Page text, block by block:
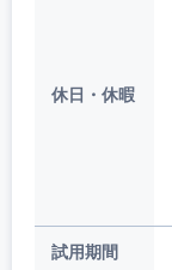
休日・休暇
試用期間